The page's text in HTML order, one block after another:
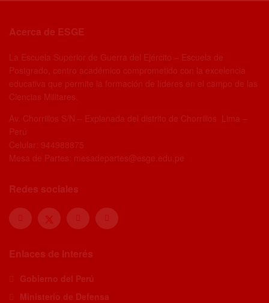
Acerca de ESGE
La Escuela Superior de Guerra del Ejército – Escuela de
Postgrado, centro académico comprometido con la excelencia
educativa que permite la formación de líderes en el campo de las
Ciencias Militares.
Av. Chorrillos S/N – Explanada del distrito de Chorrillos Lima –
Perú
Celular: 944988875
Mesa de Partes: mesadepartes@esge.edu.pe
Redes sociales
Enlaces de Interés
Gobierno del Perú
Ministerio de Defensa